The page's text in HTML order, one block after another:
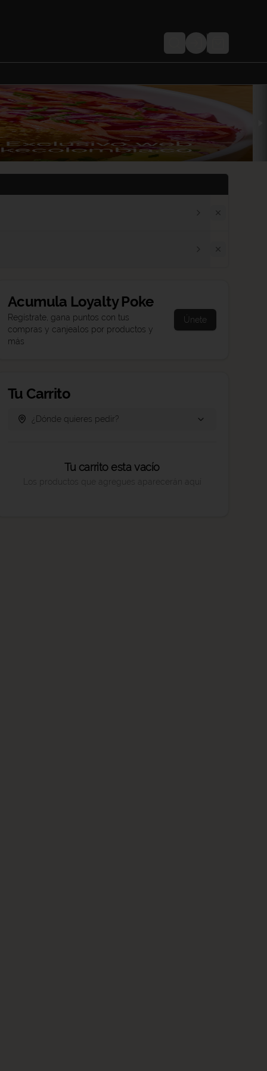
Login
Acumula Loyalty Poke
Regístrate, gana puntos con tus
compras y canjealos por productos y
más
Únete
Tu Carrito
¿Dónde quieres pedir?
Tu carrito esta vacío
Los productos que agregues aparecerán aquí